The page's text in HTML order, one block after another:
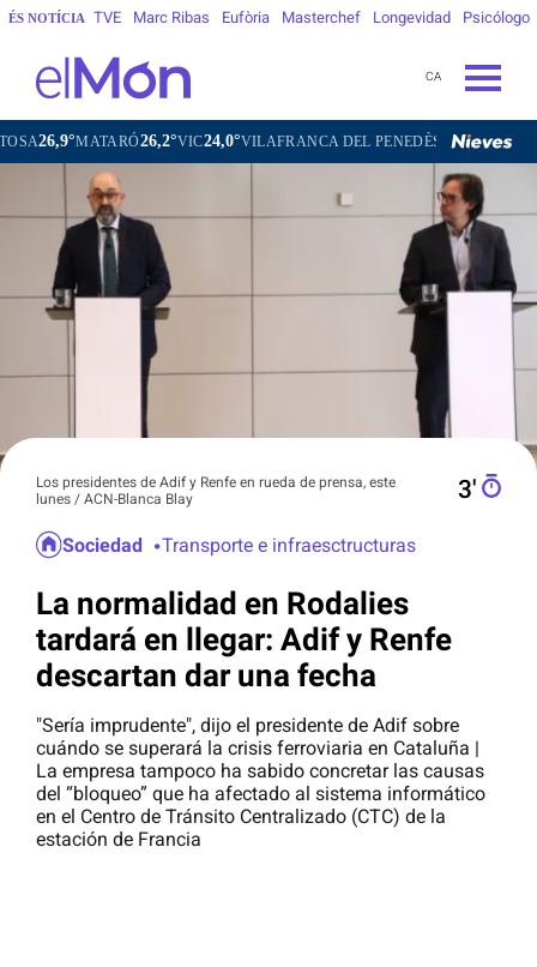
ÉS NOTÍCIA TVE Marc Ribas Eufòria Masterchef Longevidad Psicólogo
CA
MATARÓ26,2°VIC24,0°VILAFRANCA DEL PENEDÈS25,4°VILANOVA I LA
Los presidentes de Adif y Renfe en rueda de prensa, este
lunes / ACN-Blanca Blay
3′
Sociedad Transporte e infraesctructuras
La normalidad en Rodalies
tardará en llegar: Adif y Renfe
descartan dar una fecha
"Sería imprudente", dijo el presidente de Adif sobre
cuándo se superará la crisis ferroviaria en Cataluña |
La empresa tampoco ha sabido concretar las causas
del “bloqueo” que ha afectado al sistema informático
en el Centro de Tránsito Centralizado (CTC) de la
estación de Francia